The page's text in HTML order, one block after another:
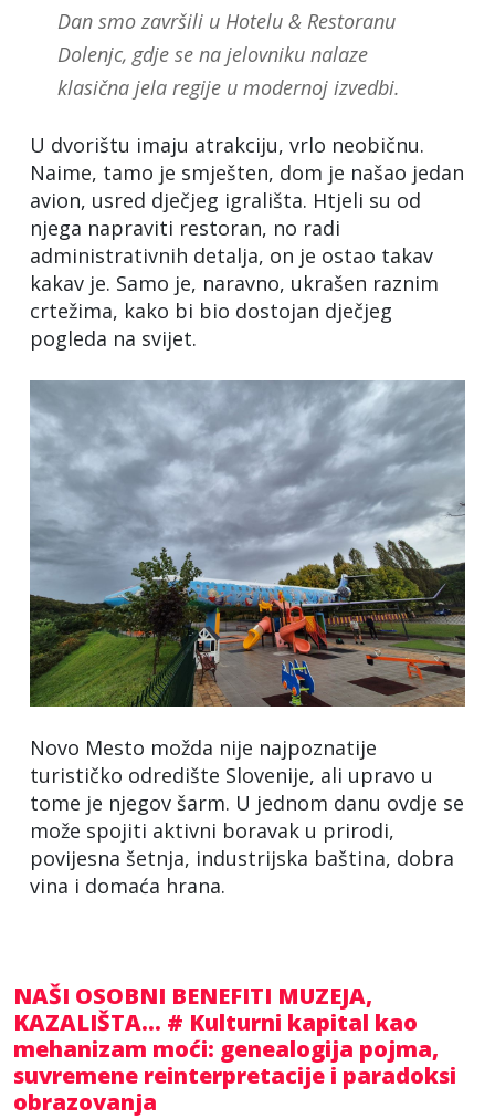
Dan smo završili u Hotelu & Restoranu
Dolenjc, gdje se na jelovniku nalaze
klasična jela regije u modernoj izvedbi.
U dvorištu imaju atrakciju, vrlo neobičnu.
Naime, tamo je smješten, dom je našao jedan
avion, usred dječjeg igrališta. Htjeli su od
njega napraviti restoran, no radi
administrativnih detalja, on je ostao takav
kakav je. Samo je, naravno, ukrašen raznim
crtežima, kako bi bio dostojan dječjeg
pogleda na svijet.
Novo Mesto možda nije najpoznatije
turističko odredište Slovenije, ali upravo u
tome je njegov šarm. U jednom danu ovdje se
može spojiti aktivni boravak u prirodi,
povijesna šetnja, industrijska baština, dobra
vina i domaća hrana.
NAŠI OSOBNI BENEFITI MUZEJA,
KAZALIŠTA... # Kulturni kapital kao
mehanizam moći: genealogija pojma,
suvremene reinterpretacije i paradoksi
obrazovanja